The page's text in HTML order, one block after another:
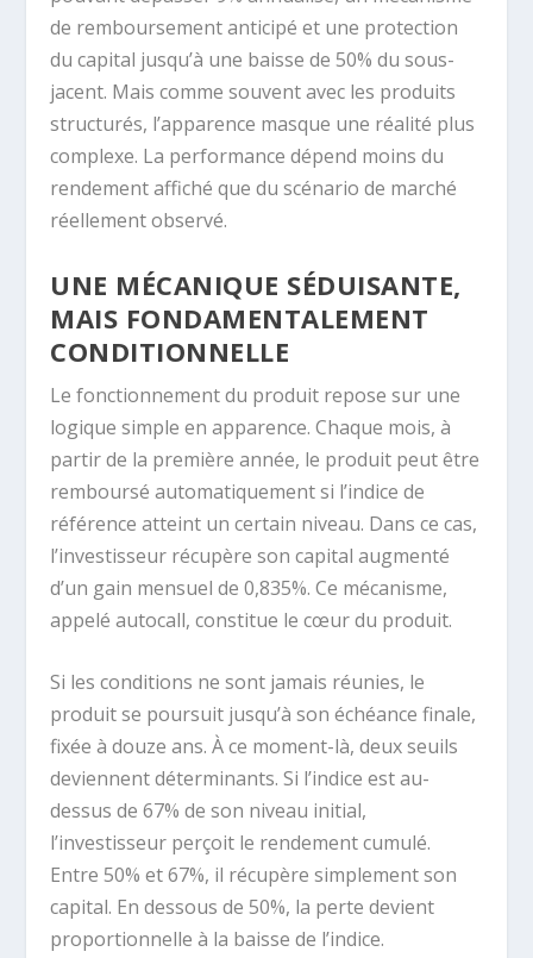
de remboursement anticipé et une protection
du capital jusqu’à une baisse de 50% du sous-
jacent. Mais comme souvent avec les produits
structurés, l’apparence masque une réalité plus
complexe. La performance dépend moins du
rendement affiché que du scénario de marché
réellement observé.
UNE MÉCANIQUE SÉDUISANTE,
MAIS FONDAMENTALEMENT
CONDITIONNELLE
Le fonctionnement du produit repose sur une
logique simple en apparence. Chaque mois, à
partir de la première année, le produit peut être
remboursé automatiquement si l’indice de
référence atteint un certain niveau. Dans ce cas,
l’investisseur récupère son capital augmenté
d’un gain mensuel de 0,835%. Ce mécanisme,
appelé autocall, constitue le cœur du produit.
Si les conditions ne sont jamais réunies, le
produit se poursuit jusqu’à son échéance finale,
fixée à douze ans. À ce moment-là, deux seuils
deviennent déterminants. Si l’indice est au-
dessus de 67% de son niveau initial,
l’investisseur perçoit le rendement cumulé.
Entre 50% et 67%, il récupère simplement son
capital. En dessous de 50%, la perte devient
proportionnelle à la baisse de l’indice.